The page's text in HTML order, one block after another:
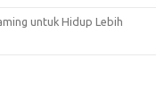
untuk Hidup Lebih